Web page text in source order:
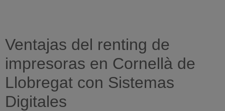
Ventajas del renting de
impresoras en Cornellà de
Llobregat con Sistemas
Digitales